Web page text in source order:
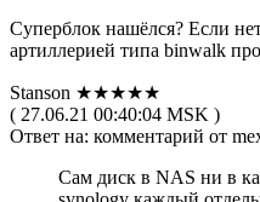
Суперблок нашёлся? Если
артиллерией типа binwalk
Stanson ★★★★★
( 27.06.21 00:40:04 MSK )
Ответ на: комментарий от
Сам диск в NAS ни в